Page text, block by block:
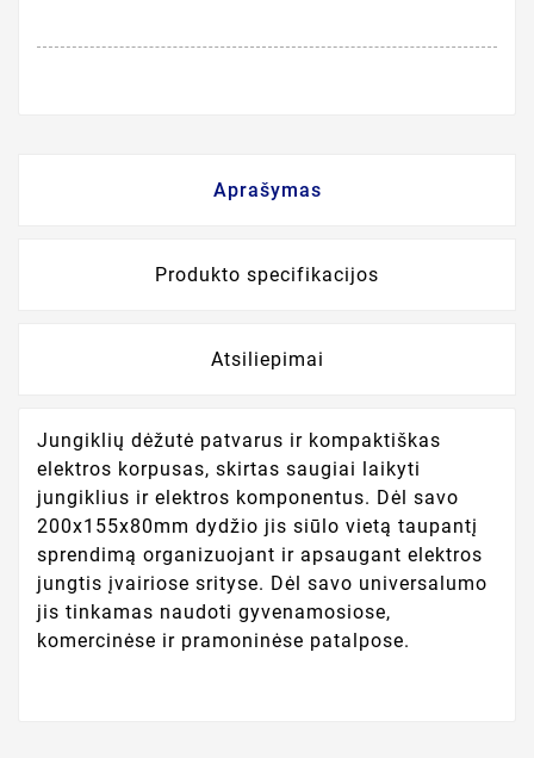
Aprašymas
Produkto specifikacijos
Atsiliepimai
Jungiklių dėžutė patvarus ir kompaktiškas
elektros korpusas, skirtas saugiai laikyti
jungiklius ir elektros komponentus. Dėl savo
200x155x80mm dydžio jis siūlo vietą taupantį
sprendimą organizuojant ir apsaugant elektros
jungtis įvairiose srityse. Dėl savo universalumo
jis tinkamas naudoti gyvenamosiose,
komercinėse ir pramoninėse patalpose.